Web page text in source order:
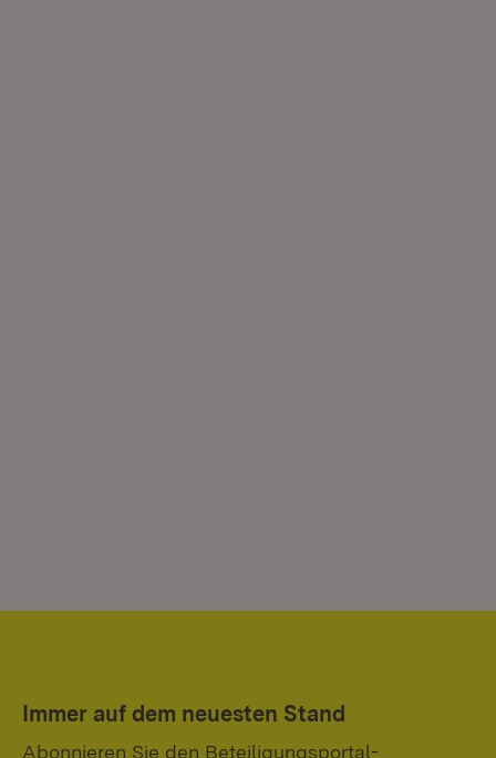
Immer auf dem neuesten Stand
Abonnieren Sie den Beteiligungsportal-